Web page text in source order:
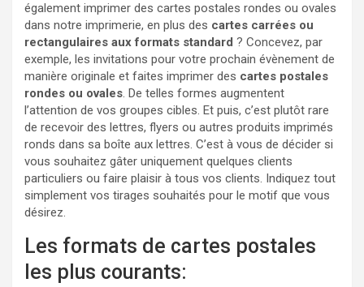
également imprimer des cartes postales rondes ou ovales
dans notre imprimerie, en plus des cartes carrées ou
rectangulaires aux formats standard ? Concevez, par
exemple, les invitations pour votre prochain évènement de
manière originale et faites imprimer des cartes postales
rondes ou ovales. De telles formes augmentent
l’attention de vos groupes cibles. Et puis, c’est plutôt rare
de recevoir des lettres, flyers ou autres produits imprimés
ronds dans sa boîte aux lettres. C’est à vous de décider si
vous souhaitez gâter uniquement quelques clients
particuliers ou faire plaisir à tous vos clients. Indiquez tout
simplement vos tirages souhaités pour le motif que vous
désirez.
Les formats de cartes postales
les plus courants: